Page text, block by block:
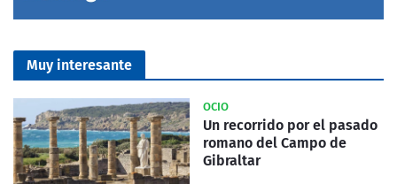
Muy interesante
OCIO
Un recorrido por el pasado
romano del Campo de
Gibraltar